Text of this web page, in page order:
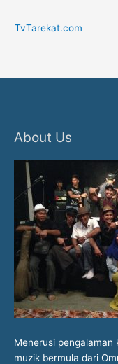
TvTarekat.com
About Us
Menerusi
muzik bermula dari